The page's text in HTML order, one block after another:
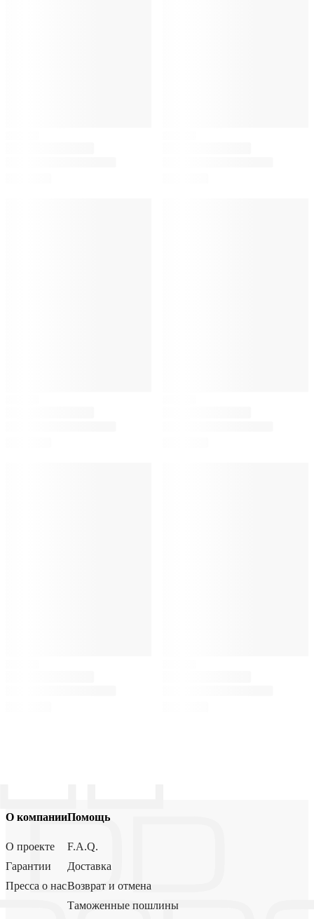
О компании
О проекте
Гарантии
Пресса о нас
Помощь
F.A.Q.
Доставка
Возврат и отмена
Таможенные пошлины